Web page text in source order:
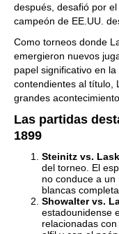
después, desafió por
campeón de EE.UU.
Como torneos donde
emergieron nuevos
papel significativo en
contendientes al título,
grandes
Las partidas
1899
Steinitz vs.
del torneo. El
no conduce a
blancas
Showalter vs.
estadounidense
relacionadas